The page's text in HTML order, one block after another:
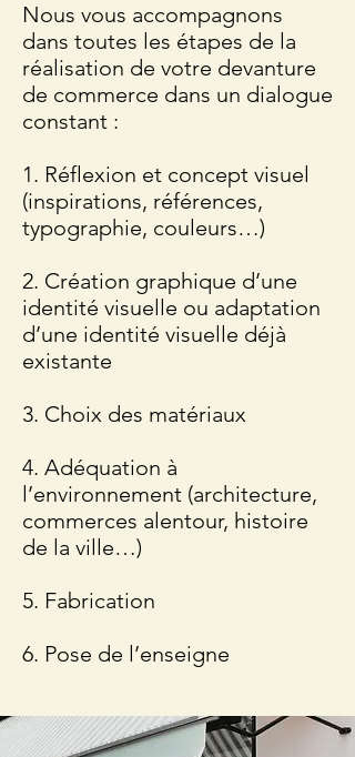
Nous vous accompagnons
dans toutes les étapes de la
réalisation de votre devanture
de commerce dans un dialogue
constant :
1. Réflexion et concept visuel
(inspirations, références,
typographie, couleurs…)
2. Création graphique d’une
identité visuelle ou adaptation
d’une identité visuelle déjà
existante
3. Choix des matériaux
4. Adéquation à
l’environnement (architecture,
commerces alentour, histoire
de la ville…)
5. Fabrication
6. Pose de l’enseigne